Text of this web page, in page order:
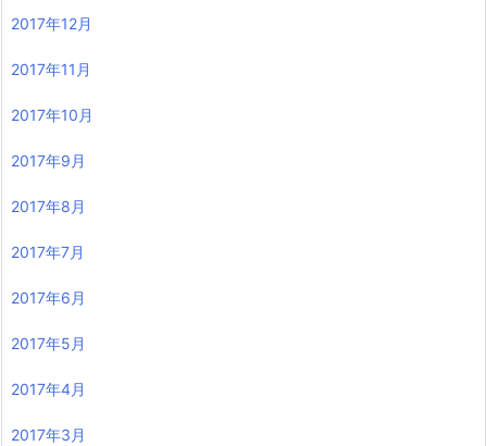
2017年12月
2017年11月
2017年10月
2017年9月
2017年8月
2017年7月
2017年6月
2017年5月
2017年4月
2017年3月